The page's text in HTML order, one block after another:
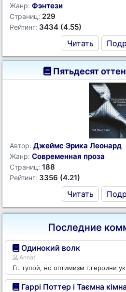
Жанр: Фэнтези
Страниц: 229
Рейтинг: 3434 (4.55)
Читать
Пятьдесят
Автор: Джеймс Эрика Леонард
Жанр: Современная проза
Страниц: 188
Рейтинг: 3356 (4.21)
Читать
Последние
Одинокий волк
Annat
Гг. тупой, но оптимизм г.героини
Гаррі Поттер і Таємна